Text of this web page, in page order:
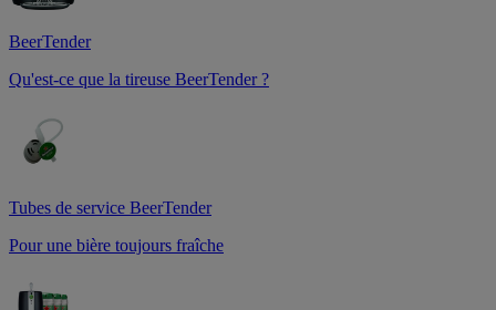
BeerTender
Qu'est-ce que la tireuse BeerTender ?
Tubes de service BeerTender
Pour une bière toujours fraîche